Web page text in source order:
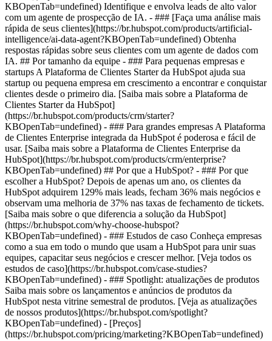
KBOpenTab=undefined) Identifique e envolva leads de alto valor
com um agente de prospecção de IA. - ### [Faça uma análise mais
rápida de seus clientes](https://br.hubspot.com/products/artificial-
intelligence/ai-data-agent?KBOpenTab=undefined) Obtenha
respostas rápidas sobre seus clientes com um agente de dados com
IA. ## Por tamanho da equipe - ### Para pequenas empresas e
startups A Plataforma de Clientes Starter da HubSpot ajuda sua
startup ou pequena empresa em crescimento a encontrar e conquistar
clientes desde o primeiro dia. [Saiba mais sobre a Plataforma de
Clientes Starter da HubSpot]
(https://br.hubspot.com/products/crm/starter?
KBOpenTab=undefined) - ### Para grandes empresas A Plataforma
de Clientes Enterprise integrada da HubSpot é poderosa e fácil de
usar. [Saiba mais sobre a Plataforma de Clientes Enterprise da
HubSpot](https://br.hubspot.com/products/crm/enterprise?
KBOpenTab=undefined) ## Por que a HubSpot? - ### Por que
escolher a HubSpot? Depois de apenas um ano, os clientes da
HubSpot adquirem 129% mais leads, fecham 36% mais negócios e
observam uma melhoria de 37% nas taxas de fechamento de tickets.
[Saiba mais sobre o que diferencia a solução da HubSpot]
(https://br.hubspot.com/why-choose-hubspot?
KBOpenTab=undefined) - ### Estudos de caso Conheça empresas
como a sua em todo o mundo que usam a HubSpot para unir suas
equipes, capacitar seus negócios e crescer melhor. [Veja todos os
estudos de caso](https://br.hubspot.com/case-studies?
KBOpenTab=undefined) - ### Spotlight: atualizações de produtos
Saiba mais sobre os lançamentos e anúncios de produtos da
HubSpot nesta vitrine semestral de produtos. [Veja as atualizações
de nossos produtos](https://br.hubspot.com/spotlight?
KBOpenTab=undefined) - [Preços]
(https://br.hubspot.com/pricing/marketing?KBOpenTab=undefined)